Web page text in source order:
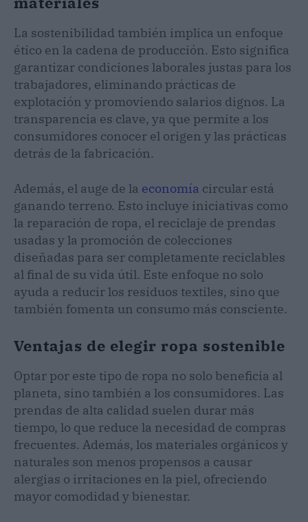
La sostenibilidad también implica un enfoque
ético en la cadena de producción. Esto significa
garantizar condiciones laborales justas para los
trabajadores, eliminando prácticas de
explotación y promoviendo salarios dignos. La
transparencia es clave, ya que permite a los
consumidores conocer el origen y las prácticas
detrás de la fabricación.
Además, el auge de la economía circular está
ganando terreno. Esto incluye iniciativas como
la reparación de ropa, el reciclaje de prendas
usadas y la promoción de colecciones
diseñadas para ser completamente reciclables
al final de su vida útil. Este enfoque no solo
ayuda a reducir los residuos textiles, sino que
también fomenta un consumo más consciente.
Ventajas de elegir ropa sostenible
Optar por este tipo de ropa no solo beneficia al
planeta, sino también a los consumidores. Las
prendas de alta calidad suelen durar más
tiempo, lo que reduce la necesidad de compras
frecuentes. Además, los materiales orgánicos y
naturales son menos propensos a causar
alergias o irritaciones en la piel, ofreciendo
mayor comodidad y bienestar.